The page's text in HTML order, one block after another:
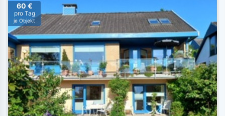
60 €
pro Tag
je Objekt